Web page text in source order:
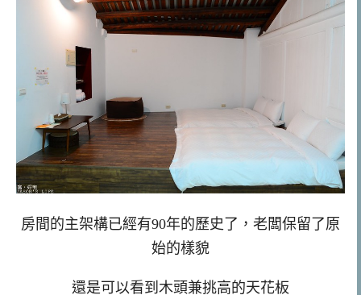
房間的主架構已經有90年的歷史了，老闆保留了原
始的樣貌
還是可以看到木頭兼挑高的天花板